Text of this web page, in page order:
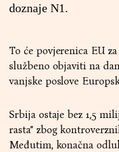
doznaje N1.
To će povjerenica EU
službeno objaviti na
vanjske poslove
Srbija ostaje bez 1,5
rasta” zbog
Međutim, konačna